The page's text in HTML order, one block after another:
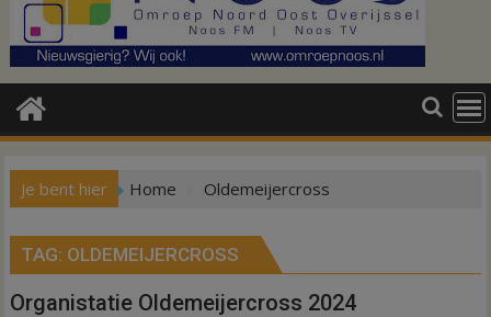
Je bent hier Home Oldemeijercross
TAG: OLDEMEIJERCROSS
Organistatie Oldemeijercross 2024